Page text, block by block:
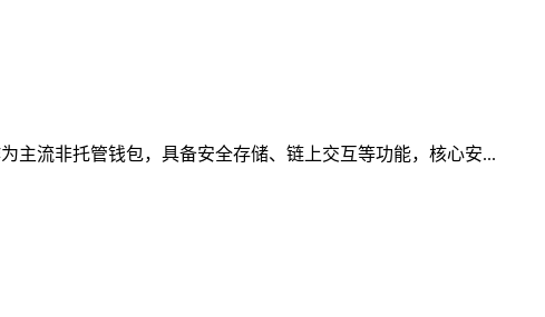
主流非托管钱包，具备安全存储、链上交互等功能，核心安...